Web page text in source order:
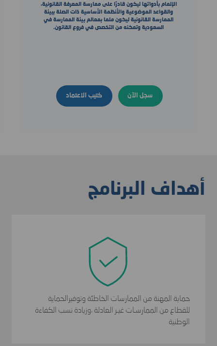
الإلمام بأدواتها ليكون قادرًا على ممارسة المعرفة القانونية،
والقواعد الموضوعية والأنظمة الأساسية ذات الصلة ببيئة
الممارسة القانونية ليكون ملما بمعالم بيئة الممارسة في
السعودية وتمكنه من التخصص في فروع القانون.
سجل الآن كتيب الاعتماد
3
أهداف البرنامج
ﺣﻤﺎﻳﺔ اﻟﻤﻬﻨﺔ ﻣﻦ اﻟﻤﻤﺎرﺳﺎت اﻟﺨﺎﻃﺌﺔ وﺗﻮﻓﻴﺮاﻟﺤﻤﺎﻳﺔ
ﻟﻠﻘﻄﺎع ﻣﻦ اﻟﻤﻤﺎرﺳـﺎت ﻏﻴـﺮ اﻟﻌﺎدﻟﺔ ،وزﻳﺎدة ﻧﺴﺐ اﻟﻜﻔﺎءة
اﻟﻮﻃﻨﻴﺔ